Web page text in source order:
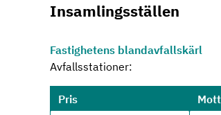
Insamlingsställen
Fastighetens blandavfallskärl
Avfallsstationer:
Pris